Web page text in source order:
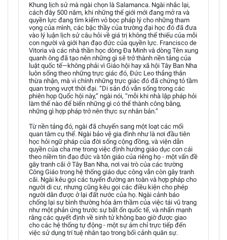
Khung lịch sử mà ngài chọn là Salamanca. Ngài nhắc lại,
cách đây 500 năm, khi những thế giới mới đang mở ra và
quyền lực đang tìm kiếm vỏ bọc pháp lý cho những tham
vọng của mình, các bậc thầy của trường đại học đó đã đưa
vào lý luận lịch sử câu hỏi về giá trị không thể thiếu của mỗi
con người và giới hạn đạo đức của quyền lực. Francisco de
Vitoria và các nhà thần học dòng Đa Minh và dòng Tên xung
quanh ông đã tạo nên những gì sẽ trở thành nền tảng của
luật quốc tế—không phải vì Giáo hội hay xã hội Tây Ban Nha
luôn sống theo những trực giác đó, Đức Leo thẳng thắn
thừa nhận, mà vì chính những trực giác đó đã chứng tỏ tầm
quan trọng vượt thời đại. “Di sản đó vẫn sống trong các
phiên họp Quốc hội này,” ngài nói, “mỗi khi nhà lập pháp hỏi
làm thế nào để biến những gì có thể thành công bằng,
những gì hợp pháp trở nên thực sự nhân bản.”
Từ nền tảng đó, ngài đã chuyển sang một loạt các mối
quan tâm cụ thể. Ngài bảo vệ gia đình như là nơi đầu tiên
học hỏi ngữ pháp của đời sống cộng đồng, và viện dẫn
quyền của cha mẹ trong việc định hướng giáo dục con cái
theo niềm tin đạo đức và tôn giáo của riêng họ - một vấn đề
gây tranh cãi ở Tây Ban Nha, nơi vai trò của các trường
Công Giáo trong hệ thống giáo dục công vẫn còn gây tranh
cãi. Ngài kêu gọi các tuyến đường an toàn và hợp pháp cho
người di cư, nhưng cũng kêu gọi các điều kiện cho phép
người dân được ở lại đất nước của họ. Ngài cảnh báo
chống lại sự bình thường hóa âm thầm của việc tái vũ trang
như một phản ứng trước sự bất ổn quốc tế, và nhấn mạnh
rằng các quyết định về sinh tử không bao giờ được giao
cho các hệ thống tự động - một sự ám chỉ trực tiếp đến
việc sử dụng trí tuệ nhân tạo trong bối cảnh quân sự.